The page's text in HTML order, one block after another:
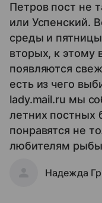
Петров пост не
или Успенский.
среды и
вторых, к этому
появляются
есть из чего
lady.mail.ru мы
летних постных
понравятся не
любителям
Надежда